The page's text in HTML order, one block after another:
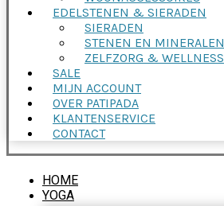
EDELSTENEN & SIERADEN
SIERADEN
STENEN EN MINERALEN
ZELFZORG & WELLNESS
SALE
MIJN ACCOUNT
OVER PATIPADA
KLANTENSERVICE
CONTACT
HOME
YOGA